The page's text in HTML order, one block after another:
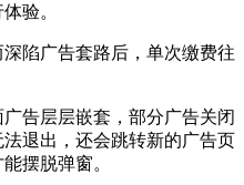
验。
陷广告套路后，单次缴费往
告层层嵌套，部分广告关闭
退出，还会跳转新的广告页
摆脱弹窗。